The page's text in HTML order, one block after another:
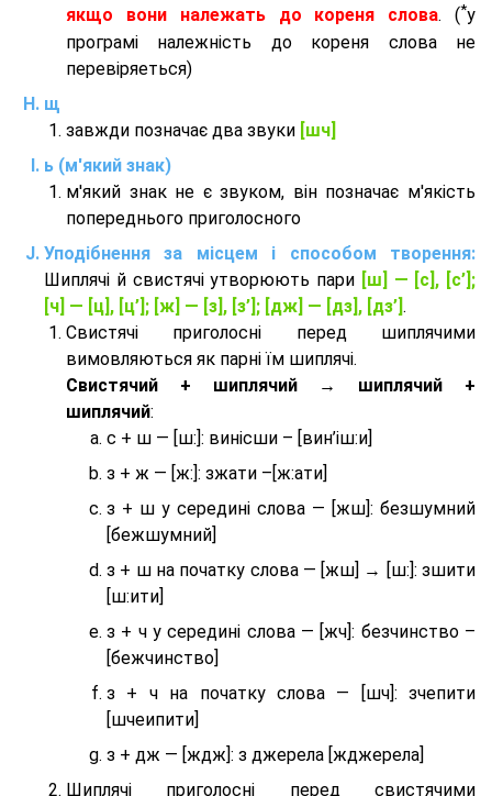
якщо вони належать до кореня слова. (*у
програмі належність до кореня слова не
перевіряеться)
щ
завжди позначає два звуки [шч]
ь (м'який знак)
м'який знак не є звуком, він позначає м'якість
попереднього приголосного
Уподібнення за місцем і способом творення:
Шиплячі й свистячі утворюють пари [ш] — [c], [с’];
[ч] — [ц], [ц’]; [ж] — [з], [з’]; [дж] — [дз], [дз’] .
Свистячі приголосні перед шиплячими
вимовляються як парні їм шиплячі.
Cвистячий + шиплячий → шиплячий +
шиплячий:
с + ш — [ш:]: винісши – [вин’іш:и]
з + ж — [ж:]: зжати –[ж:ати]
з + ш у середині слова — [жш]: безшумний
[бежшумний]
з + ш на початку слова — [жш] → [ш:]: зшити
[ш:ити]
з + ч у середині слова — [жч]: безчинство –
[бежчинство]
з + ч на початку слова — [шч]: зчепити
[шчеипити]
з + дж — [ждж]: з джерела [жджерела]
Шиплячі приголосні перед свистячими